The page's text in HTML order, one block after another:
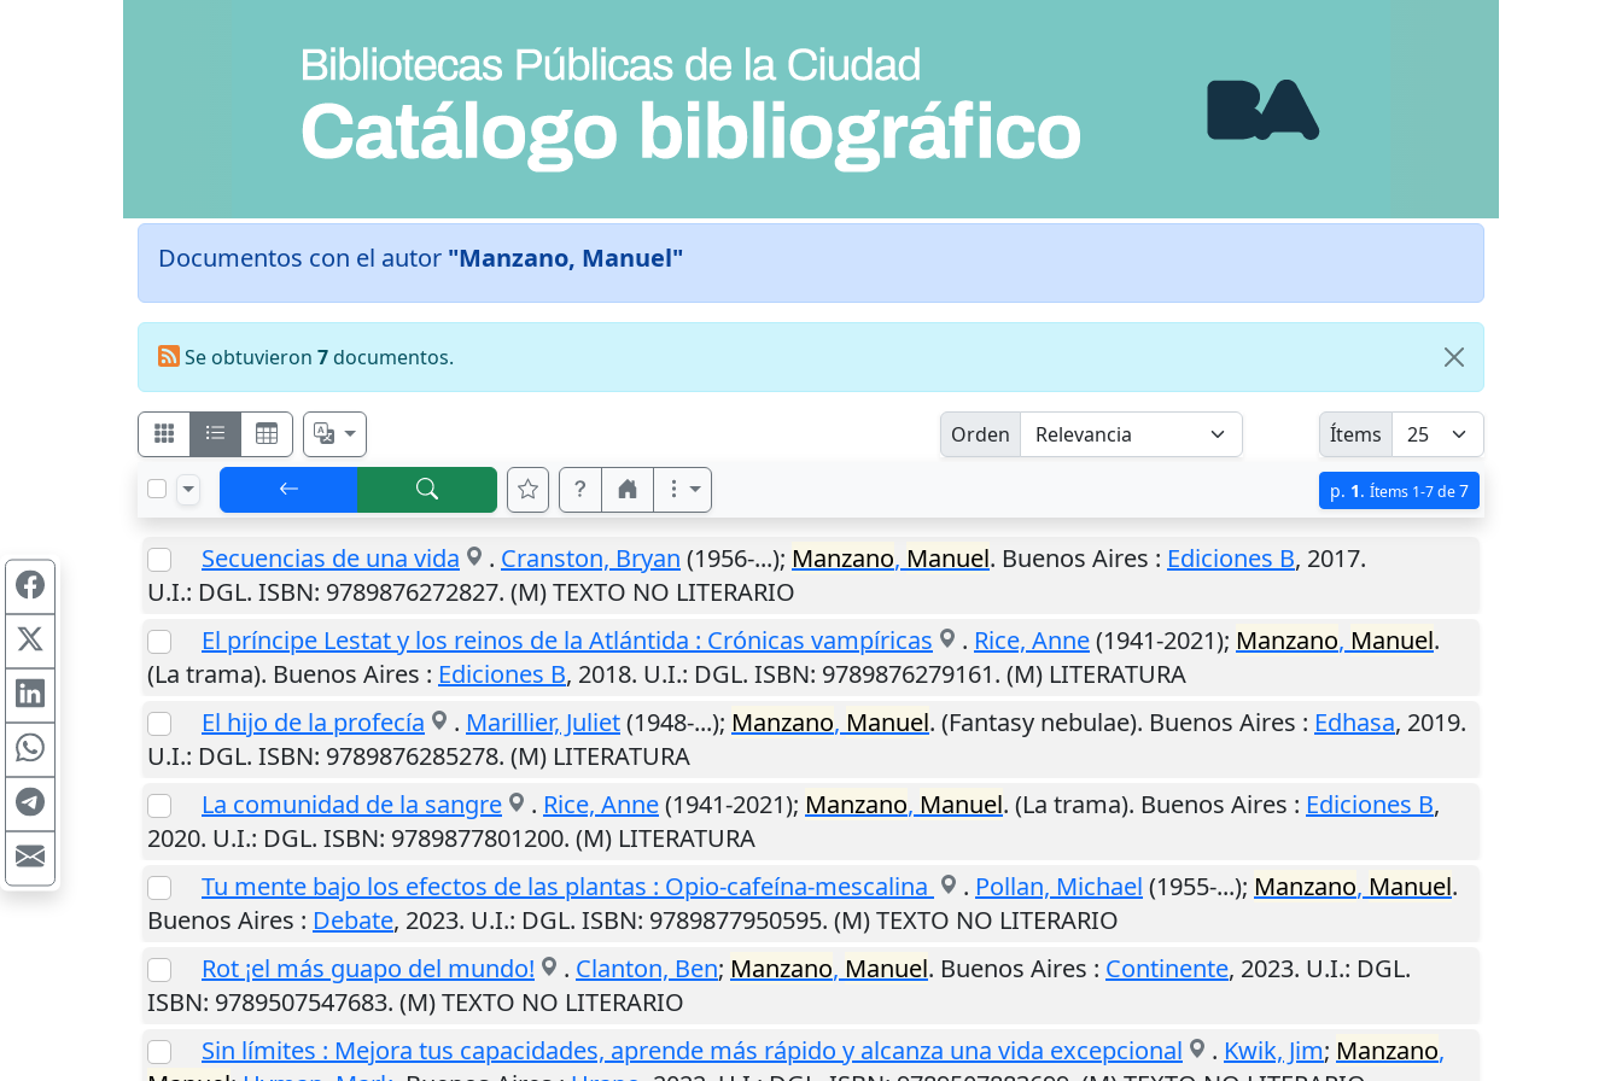
Documentos con el autor "Manzano, Manuel"
Se obtuvieron 7documentos.
Orden Ítems
p. 1. Ítems 1-7 de7
Secuencias de una vida . Cranston, Bryan (1956-...); Manzano, Manuel. Buenos Aires : Ediciones B, 2017.
U.I.: DGL. ISBN: 9789876272827. (M) TEXTO NO LITERARIO
El príncipe Lestat y los reinos de la Atlántida : Crónicas vampíricas
. Rice, Anne(1941-2021); Manzano, Manuel.
(La trama). Buenos Aires : Ediciones B, 2018. U.I.: DGL. ISBN: 9789876279161. (M) LITERATURA
El hijo de la profecía
. Marillier, Juliet(1948-...); Manzano, Manuel. (Fantasy nebulae). Buenos Aires : Edhasa, 2019.
U.I.: DGL. ISBN: 9789876285278. (M) LITERATURA
La comunidad de la sangre
. Rice, Anne(1941-2021); Manzano, Manuel. (La trama). Buenos Aires : Ediciones B,
2020. U.I.: DGL. ISBN: 9789877801200. (M) LITERATURA
Tu mente bajo los efectos de las plantas : Opio-cafeína-mescalina
. Pollan, Michael (1955-...); Manzano, Manuel.
Buenos Aires : Debate, 2023. U.I.: DGL. ISBN: 9789877950595. (M) TEXTO NO LITERARIO
Rot ¡el más guapo del mundo!
. Clanton, Ben; Manzano, Manuel. Buenos Aires : Continente, 2023. U.I.: DGL.
ISBN: 9789507547683. (M) TEXTO NO LITERARIO
Sin límites : Mejora tus capacidades, aprende más rápido y alcanza una vida excepcional
. Kwik, Jim; Manzano,